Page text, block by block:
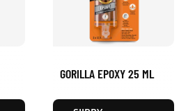
GORILLA EPOXY 25 ML